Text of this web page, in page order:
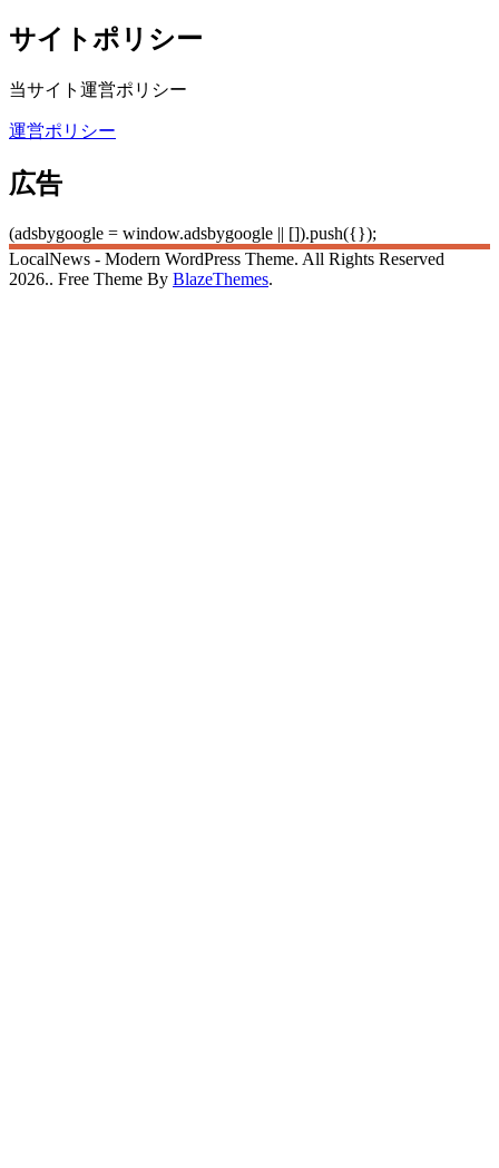
サイトポリシー
当サイト運営ポリシー
運営ポリシー
広告
(adsbygoogle = window.adsbygoogle || []).push({});
LocalNews - Modern WordPress Theme. All Rights Reserved
2026.. Free Theme By BlazeThemes.